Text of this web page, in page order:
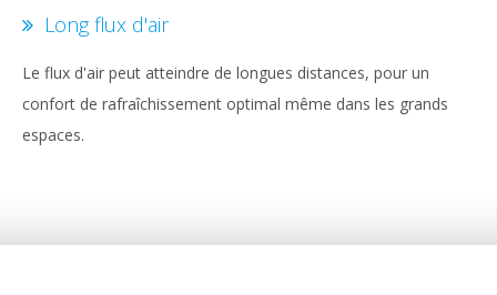
Long flux d'air
Le flux d'air peut atteindre de longues distances, pour un
confort de rafraîchissement optimal même dans les grands
espaces.